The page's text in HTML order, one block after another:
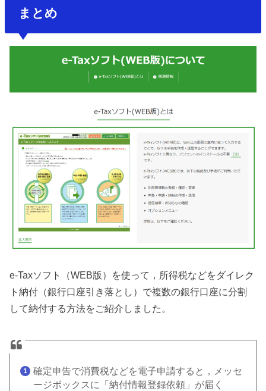
まとめ
e-Taxソフト（WEB版）を使って，所得税などをダイレク
ト納付（銀行口座引き落とし）で複数の銀行口座に分割
して納付する方法をご紹介しました。
確定申告で消費税などを電子申請すると，メッセ
ージボックスに「納付情報登録依頼」が届く